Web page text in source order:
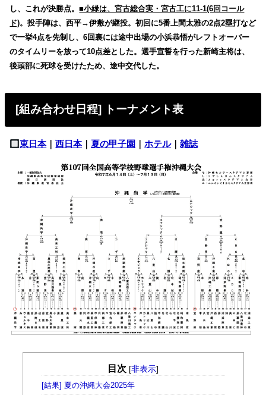
し、これが決勝点。■小緑は、宮古総合実・宮古工に11-1(6回コール
ド)。投手陣は、西平→伊敷が継投。初回に5番上間太雅の2点2塁打など
で一挙4点を先制し、6回裏には途中出場の小浜恭悟がレフトオーバー
のタイムリーを放って10点差とした。選手宣誓を行った新崎主将は、
後頭部に死球を受けたため、途中交代した。
[組み合わせ日程] トーナメント表
東日本｜西日本｜夏の甲子園 ｜ホテル｜雑誌
目次 [非表示]
[結果] 夏の沖縄大会2025年